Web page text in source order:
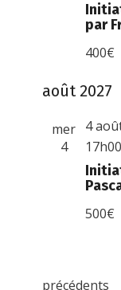
par
400€
août 2027
mer
4
4
17h00
500€
É
précédents